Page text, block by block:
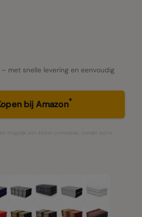
met snelle levering en eenvoudig
bij Amazon*
mogelijk een kleine commissie, zonder extra